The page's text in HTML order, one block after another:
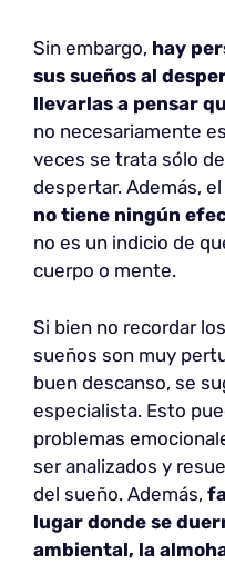
Sin embargo, hay
sus sueños al
llevarlas a pensar
no necesariamente
veces se trata sólo
despertar. Además, el
no tiene ningún
no es un indicio de
cuerpo o mente.
Si bien no recordar
sueños son muy
buen descanso, se
especialista. Esto
problemas
ser analizados y
del sueño. Además,
lugar donde se
ambiental, la